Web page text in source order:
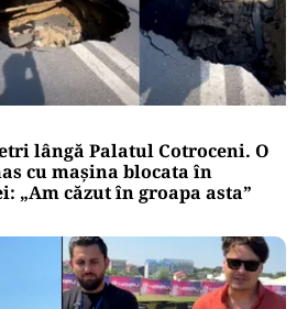
lângă Palatul Cotroceni. O
cu mașina blocata în
„Am căzut în groapa asta”